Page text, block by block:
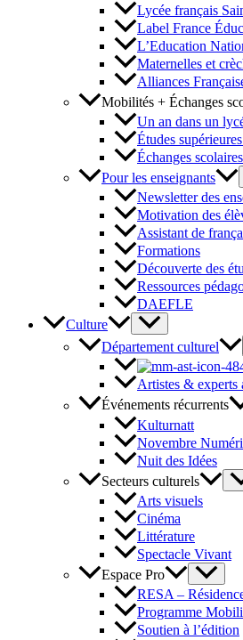
Lycée français
Label France
L’Education
Maternelles et
Alliances
Mobilités + Échanges
Un an dans un
Études
Échanges
Pour les enseignants
Newsletter des
Motivation des
Assistant de
Formations
Découverte des
Ressources
DAEFLE
Culture
Département culturel
Artistes & experts
Événements récurrents
Kulturnatt
Novembre
Nuit des Idées
Secteurs culturels
Arts visuels
Cinéma
Littérature
Spectacle Vivant
Espace Pro
RESA –
Programme
Soutien à l’édition